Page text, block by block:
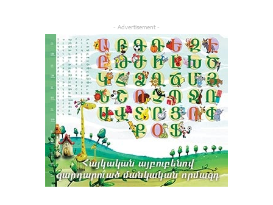
- Advertisement -